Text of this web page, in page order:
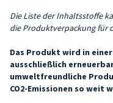
Die Liste der Inhaltsstoffe
die Produktverpackung für
Das Produkt wird in
ausschließlich
umweltfreundliche
CO2-Emissionen so weit